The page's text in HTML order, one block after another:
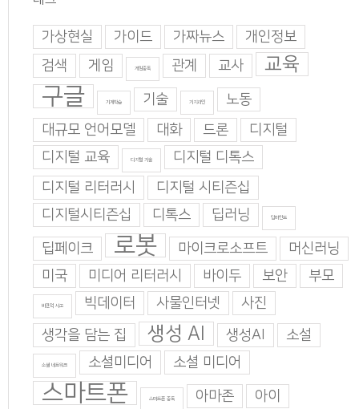
가상현실 가이드 가짜뉴스
개인정보
검색
게임 게임중독 관계 교사 교육
구글 기계학습 기술 기지과인
노동
대규모 언어모델
대화 드론
디지털
디지털 교육
디지털 기술
디지털 디톡스
디지털 리터러시
디지털 시티즌십
디지털시티즌십
디톡스 딥러닝 딥마인드
딥페이크 로봇 마이크로소프트
머신러닝
미국
미디어 리터러시 바이두 보안 부모
비판적 사고 빅데이터 사물인터넷
사진
생각을 담는 집
생성 AI 생성AI 소설
소셜 네트워크 소셜미디어 소셜 미디어
스마트폰 스마트폰 중독 아마존
아이